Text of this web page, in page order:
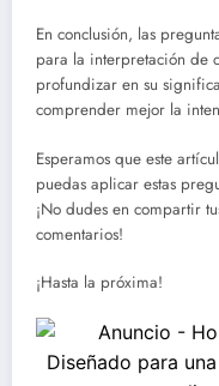
En conclusión, las
para la interpretación de
profundizar en su
comprender mejor la
Esperamos que este
puedas aplicar estas
¡No dudes en compartir
comentarios!
¡Hasta la próxima!